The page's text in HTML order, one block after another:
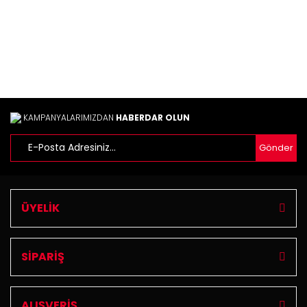
KAMPANYALARIMIZDAN HABERDAR OLUN
Gönder
ÜYELİK
SİPARİŞ